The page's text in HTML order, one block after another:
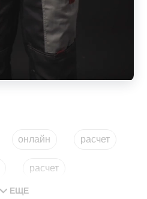
онлайн расчет
расчет
рассчитать мастеровит
ЕЩЕ